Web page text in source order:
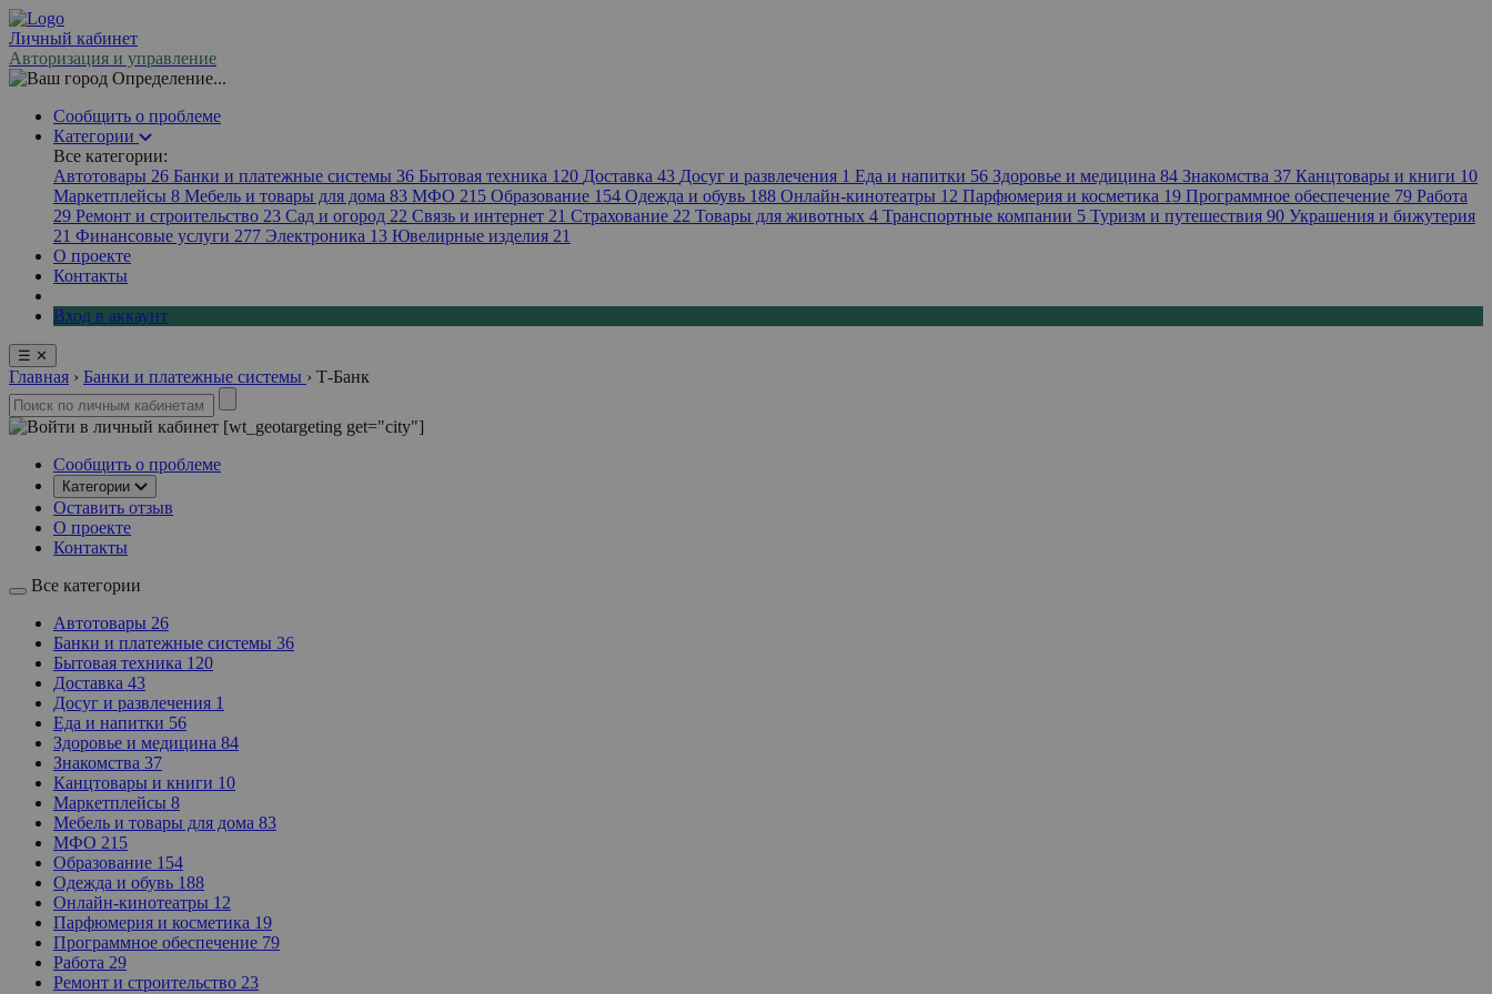
Личный кабинет
Авторизация и управление
Определение...
Сообщить о проблеме
Категории
Все категории:
Автотовары 26 Банки и платежные системы 36 Бытовая техника 120 Доставка 43 Досуг и развлечения 1 Еда и напитки 56 Здоровье и медицина 84 Знакомства 37 Канцтовары и книги 10
Маркетплейсы 8 Мебель и товары для дома 83 МФО 215 Образование 154 Одежда и обувь 188 Онлайн-кинотеатры 12 Парфюмерия и косметика 19 Программное обеспечение 79 Работа
29 Ремонт и строительство 23 Сад и огород 22 Связь и интернет 21 Страхование 22 Товары для животных 4 Транспортные компании 5 Туризм и путешествия 90 Украшения и бижутерия
21 Финансовые услуги 277 Электроника 13 Ювелирные изделия 21
О проекте
Контакты
Вход в аккаунт
☰ ✕
Главная › Банки и платежные системы › Т-Банк
[wt_geotargeting get="city"]
Сообщить о проблеме
Категории
Оставить отзыв
О проекте
Контакты
Все категории
Автотовары 26
Банки и платежные системы 36
Бытовая техника 120
Доставка 43
Досуг и развлечения 1
Еда и напитки 56
Здоровье и медицина 84
Знакомства 37
Канцтовары и книги 10
Маркетплейсы 8
Мебель и товары для дома 83
МФО 215
Образование 154
Одежда и обувь 188
Онлайн-кинотеатры 12
Парфюмерия и косметика 19
Программное обеспечение 79
Работа 29
Ремонт и строительство 23